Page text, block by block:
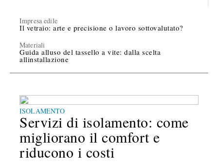
Il vetraio: arte e precisione o lavoro sottovalutato?
Impresa edile
Guida alluso del tassello a vite: dalla scelta
allinstallazione
Materiali
Servizi di isolamento: come
migliorano il comfort e
riducono i costi
ISOLAMENTO